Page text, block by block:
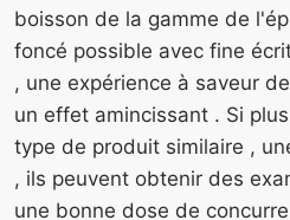
boisson de la gamme de
foncé possible avec fine
, une expérience à saveur
un effet amincissant . Si
type de produit similaire ,
, ils peuvent obtenir des
une bonne dose de